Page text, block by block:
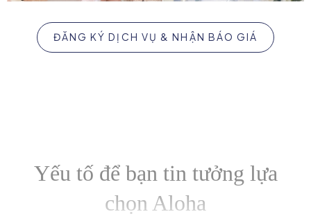
ĐĂNG KÝ DỊCH VỤ & NHẬN BÁO GIÁ
Yếu tố để bạn tin tưởng lựa
chọn Aloha